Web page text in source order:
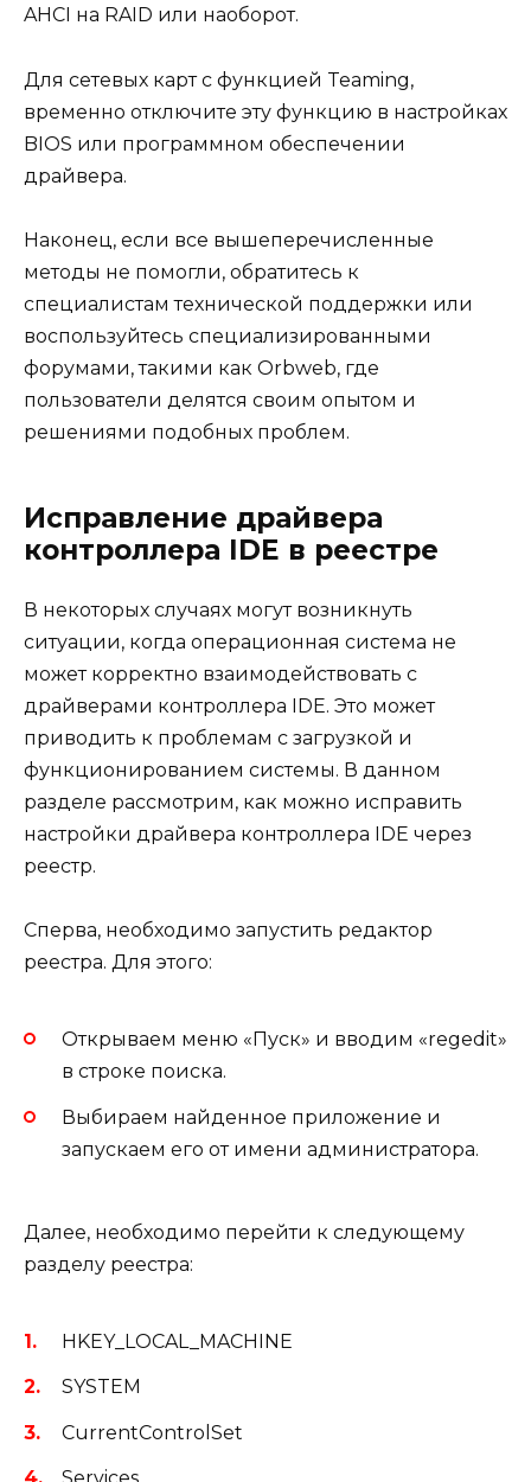
AHCI на RAID или наоборот.
Для сетевых карт с функцией Teaming,
временно отключите эту функцию в настройках
BIOS или программном обеспечении
драйвера.
Наконец, если все вышеперечисленные
методы не помогли, обратитесь к
специалистам технической поддержки или
воспользуйтесь специализированными
форумами, такими как Orbweb, где
пользователи делятся своим опытом и
решениями подобных проблем.
Исправление драйвера
контроллера IDE в реестре
В некоторых случаях могут возникнуть
ситуации, когда операционная система не
может корректно взаимодействовать с
драйверами контроллера IDE. Это может
приводить к проблемам с загрузкой и
функционированием системы. В данном
разделе рассмотрим, как можно исправить
настройки драйвера контроллера IDE через
реестр.
Сперва, необходимо запустить редактор
реестра. Для этого:
Открываем меню «Пуск» и вводим «regedit»
в строке поиска.
Выбираем найденное приложение и
запускаем его от имени администратора.
Далее, необходимо перейти к следующему
разделу реестра:
HKEY_LOCAL_MACHINE
SYSTEM
CurrentControlSet